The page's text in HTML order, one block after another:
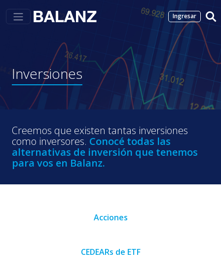
Ingresar
Inversiones
Creemos que existen tantas inversiones
como inversores. Conocé todas las
alternativas de inversión que tenemos
para vos en Balanz.
Acciones
CEDEARs de ETF